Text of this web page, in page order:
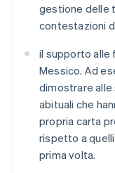
gestione delle
contestazioni
il supporto alle
Messico. Ad
dimostrare
abituali che
propria carta
rispetto a
prima volta.